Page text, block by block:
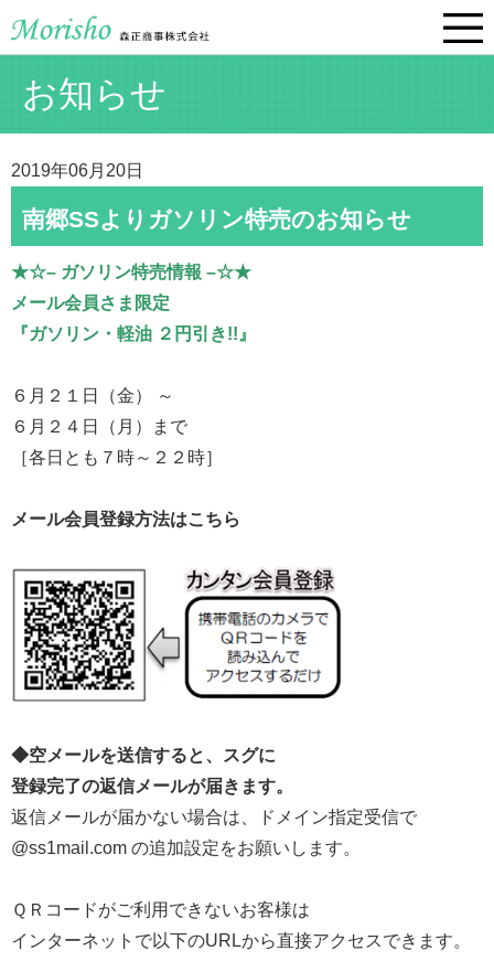
お知らせ
2019年06月20日
南郷SSよりガソリン特売のお知らせ
★☆– ガソリン特売情報 –☆★
メール会員さま限定
『ガソリン・軽油 ２円引き!!』
６月２１日（金） ～
６月２４日（月）まで
［各日とも７時～２２時］
メール会員登録方法はこちら
◆空メールを送信すると、スグに
登録完了の返信メールが届きます。
返信メールが届かない場合は、ドメイン指定受信で
@ss1mail.com の追加設定をお願いします。
ＱＲコードがご利用できないお客様は
インターネットで以下のURLから直接アクセスできます。